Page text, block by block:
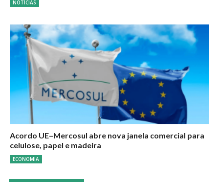
NOTÍCIAS
Acordo UE–Mercosul abre nova janela comercial para
celulose, papel e madeira
ECONOMIA